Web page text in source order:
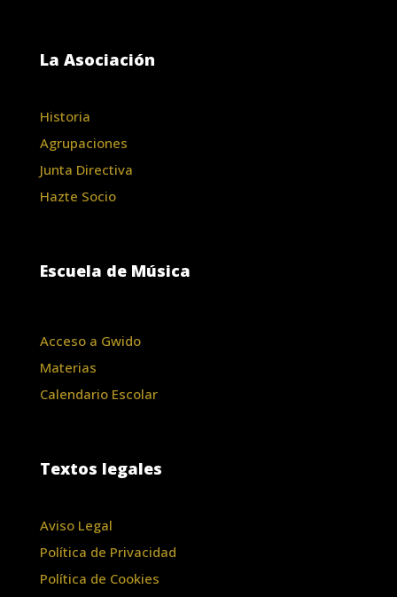
La Asociación
Historia
Agrupaciones
Junta Directiva
Hazte Socio
Escuela de Música
Acceso a Gwido
Materias
Calendario Escolar
Textos legales
Aviso Legal
Política de Privacidad
Política de Cookies